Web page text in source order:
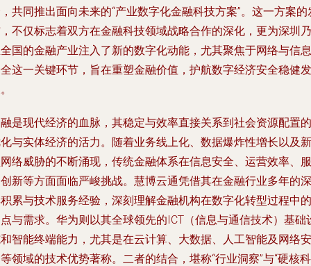
共同推出面向未来的“产业数字化金融科技方案”。这一方案的
不仅标志着双方在金融科技领域战略合作的深化，更为深圳乃
国的金融产业注入了新的数字化动能，尤其聚焦于网络与信息
这一关键环节，旨在重塑金融价值，护航数字经济安全稳健发
是现代经济的血脉，其稳定与效率直接关系到社会资源配置的
与实体经济的活力。随着业务线上化、数据爆炸性增长以及新
络威胁的不断涌现，传统金融体系在信息安全、运营效率、服
新等方面面临严峻挑战。慧博云通凭借其在金融行业多年的深
累与技术服务经验，深刻理解金融机构在数字化转型过程中的
与需求。华为则以其全球领先的ICT（信息与通信技术）基础
智能终端能力，尤其是在云计算、大数据、人工智能及网络安
领域的技术优势著称。二者的结合，堪称“行业洞察”与“硬核科